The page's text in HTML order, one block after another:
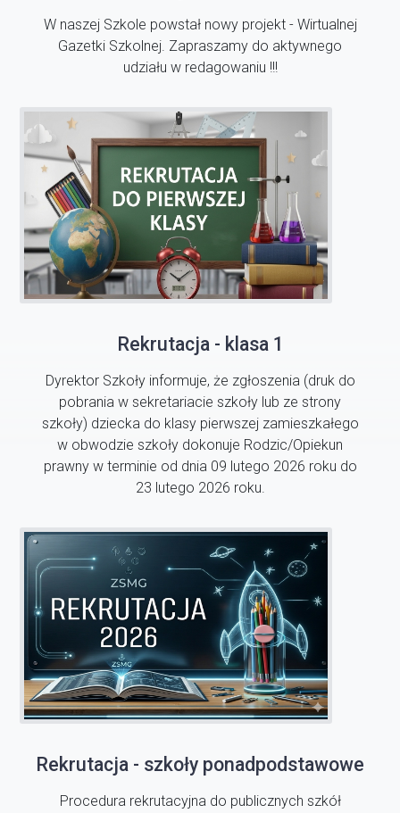
W naszej Szkole powstał nowy projekt - Wirtualnej
Gazetki Szkolnej. Zapraszamy do aktywnego
udziału w redagowaniu !!!
Rekrutacja - klasa 1
Dyrektor Szkoły informuje, że zgłoszenia (druk do
pobrania w sekretariacie szkoły lub ze strony
szkoły) dziecka do klasy pierwszej zamieszkałego
w obwodzie szkoły dokonuje Rodzic/Opiekun
prawny w terminie od dnia 09 lutego 2026 roku do
23 lutego 2026 roku.
Rekrutacja - szkoły ponadpodstawowe
Procedura rekrutacyjna do publicznych szkół